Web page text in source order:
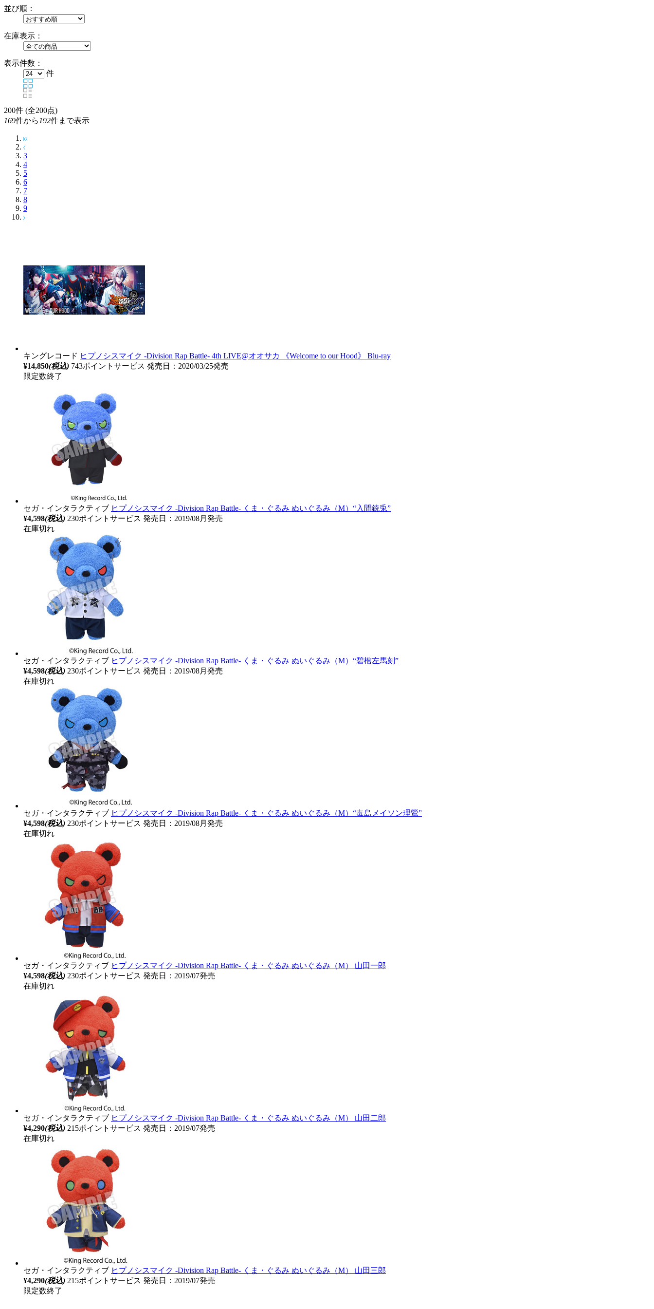
並び順：
在庫表示：
表示件数：
件
200件 (全200点)
169件から 192件まで表示
3
4
5
6
7
8
9
キングレコード ヒプノシスマイク ‐Division Rap Battle- 4th LIVE@オオサカ 《Welcome to our Hood》 Blu-ray
¥14,850(税込) 743ポイントサービス 発売日：2020/03/25発売
限定数終了
セガ・インタラクティブ ヒプノシスマイク ‐Division Rap Battle- くま・ぐるみ ぬいぐるみ（M）“入間銃兎”
¥4,598(税込) 230ポイントサービス 発売日：2019/08月発売
在庫切れ
セガ・インタラクティブ ヒプノシスマイク ‐Division Rap Battle- くま・ぐるみ ぬいぐるみ（M）“碧棺左馬刻”
¥4,598(税込) 230ポイントサービス 発売日：2019/08月発売
在庫切れ
セガ・インタラクティブ ヒプノシスマイク ‐Division Rap Battle- くま・ぐるみ ぬいぐるみ（M）“毒島メイソン理鶯”
¥4,598(税込) 230ポイントサービス 発売日：2019/08月発売
在庫切れ
セガ・インタラクティブ ヒプノシスマイク ‐Division Rap Battle- くま・ぐるみ ぬいぐるみ（M） 山田一郎
¥4,598(税込) 230ポイントサービス 発売日：2019/07発売
在庫切れ
セガ・インタラクティブ ヒプノシスマイク ‐Division Rap Battle- くま・ぐるみ ぬいぐるみ（M） 山田二郎
¥4,290(税込) 215ポイントサービス 発売日：2019/07発売
在庫切れ
セガ・インタラクティブ ヒプノシスマイク ‐Division Rap Battle- くま・ぐるみ ぬいぐるみ（M） 山田三郎
¥4,290(税込) 215ポイントサービス 発売日：2019/07発売
限定数終了